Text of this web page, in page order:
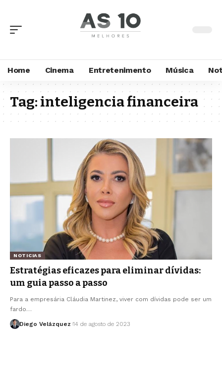
Home Cinema Entretenimento Música
Tag:inteligencia financeira
NOTICIAS
Estratégias eficazes para eliminar dívidas:
um guia passo a passo
Para a empresária Cláudia Martinez, viver com dívidas pode ser um
fardo…
Diego Velázquez 14 de agosto de 2023